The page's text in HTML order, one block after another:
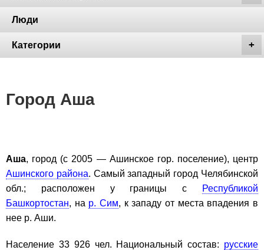
Люди
Категории
Город Аша
Аша, город (с 2005 — Ашинское гор. поселение), центр
Ашинского района. Самый западный город Челябинской
обл.; расположен у границы с
Республикой
Башкортостан, на р. Сим, к западу от места впадения в
нее р. Аши.
Население 33 926 чел. Национальный состав: русские